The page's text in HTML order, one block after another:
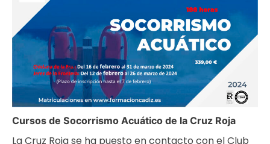
Cursos de Socorrismo Acuático de la Cruz Roja
La Cruz Roja se ha puesto en contacto con el Club